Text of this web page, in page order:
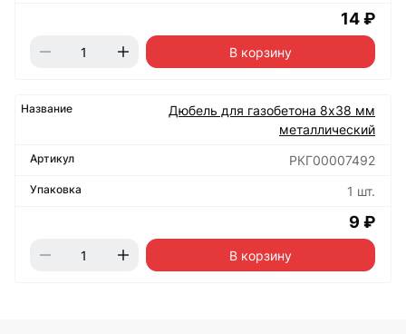
14 ₽
В корзину
Дюбель для газобетона 8х38 мм
металлический
РКГ00007492
1 шт.
9 ₽
В корзину